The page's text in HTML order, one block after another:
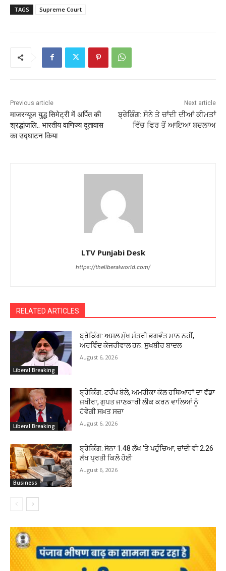
TAGS Supreme Court
Previous article
माजरग्यूज युद्ध सिमेट्री में अर्पित की
श्रद्धांजलि.. भारतीय वाणिज्य दूतावास
का उद्घाटन किया
Next article
ਬ੍ਰੇਕਿੰਗ: ਸੋਨੇ ਤੇ ਚਾਂਦੀ ਦੀਆਂ ਕੀਮਤਾਂ
ਵਿੱਚ ਫਿਰ ਤੋਂ ਆਇਆ ਬਦਲਾਅ
LTV Punjabi Desk
https://theliberalworld.com/
RELATED ARTICLES
Liberal Breaking
ਬ੍ਰੇਕਿੰਗ: ਅਸਲ ਮੁੱਖ ਮੰਤਰੀ ਭਗਵੰਤ ਮਾਨ ਨਹੀਂ,
ਅਰਵਿੰਦ ਕੇਜਰੀਵਾਲ ਹਨ: ਸੁਖਬੀਰ ਬਾਦਲ
August 6, 2026
Liberal Breaking
ਬ੍ਰੇਕਿੰਗ: ਟਰੰਪ ਬੋਲੇ, ਅਮਰੀਕਾ ਕੋਲ ਹਥਿਆਰਾਂ ਦਾ ਵੱਡਾ
ਜ਼ਖੀਰਾ, ਗੁਪਤ ਜਾਣਕਾਰੀ ਲੀਕ ਕਰਨ ਵਾਲਿਆਂ ਨੂੰ
ਹੋਵੇਗੀ ਸਖ਼ਤ ਸਜ਼ਾ
August 6, 2026
Business
ਬ੍ਰੇਕਿੰਗ: ਸੋਨਾ ₹1.48 ਲੱਖ ‘ਤੇ ਪਹੁੰਚਿਆ, ਚਾਂਦੀ ਵੀ ₹2.26
ਲੱਖ ਪ੍ਰਤੀ ਕਿਲੋ ਹੋਈ
August 6, 2026